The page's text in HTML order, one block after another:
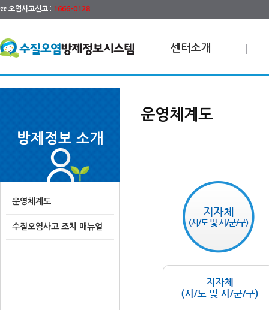
☎ 오염사고신고 : 1666-0128
센터소개
방제정보 소개
운영체계도
수질오염사고 조치 매뉴얼
운영체계도